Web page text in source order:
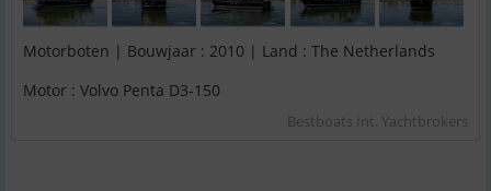
Motorboten | Bouwjaar : 2010 | Land : The Netherlands
Motor : Volvo Penta D3-150
Bestboats Int. Yachtbrokers